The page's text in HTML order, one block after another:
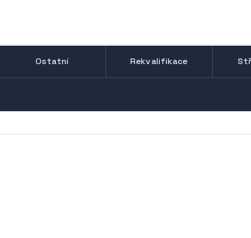
Ostatní Rekvalifikace